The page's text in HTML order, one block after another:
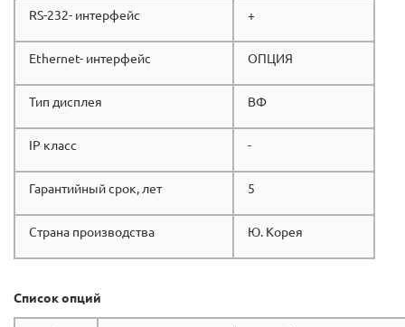
RS-232- интерфейс +
Ethernet- интерфейс ОПЦИЯ
Тип дисплея ВФ
IP класс -
Гарантийный срок, лет 5
Страна производства Ю. Корея
Список опций